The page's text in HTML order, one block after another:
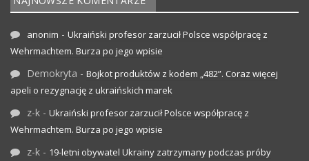
anonim - Ukraiński profesor zarzucił Polsce współpracę z
Wehrmachtem. Burza po jego wpisie
Demokryta - Bojkot produktów z kodem „482”. Coraz więcej
apeli o rezygnację z ukraińskich marek
z-k - Ukraiński profesor zarzucił Polsce współpracę z
Wehrmachtem. Burza po jego wpisie
z-k - 19-letni obywatel Ukrainy zatrzymany podczas próby